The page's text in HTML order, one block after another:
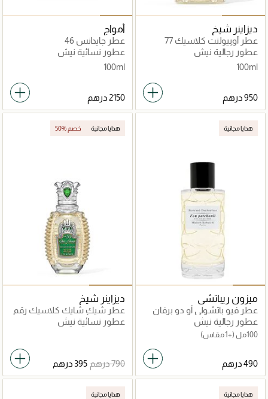
ديزاينر شيخ
عطر أوبيولنت كلاسيك 77
للرجال أو دو برفان 100مل
عطور رجالية نيش
100ml
أمواج
عطر جايدانس 46
عطور نسائية نيش
100ml
هدايا مجانية
ميزون ريباتشي
عطر فيو باتشولي أو دو برفان
عطور رجالية نيش
100مل (+1 مقاس)
هدايا مجانية 50% خصم
ديزاينر شيخ
عطر شيك شايك كلاسيك رقم
30 للنساء أو دو برفان
عطور نسائية نيش
هدايا مجانية هدايا مجانية